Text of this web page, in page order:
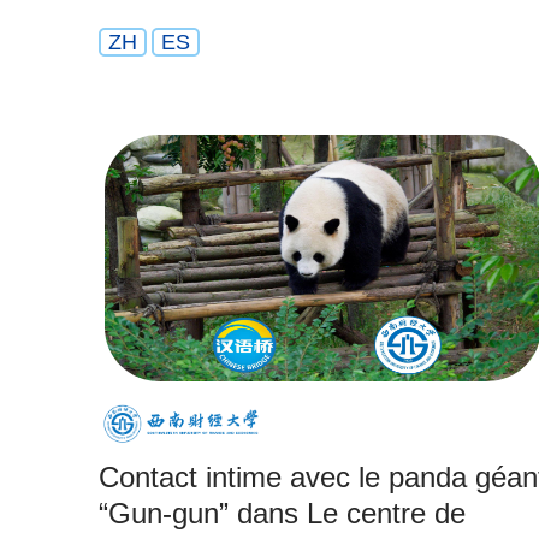
ZH ES
Contact intime avec le panda
“Gun-gun” dans Le centre de